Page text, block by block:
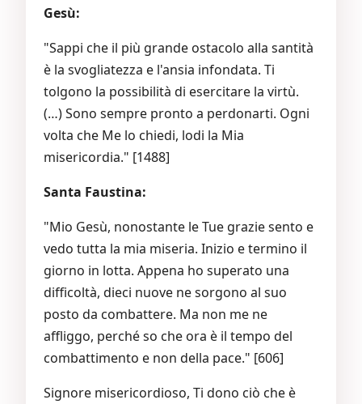
Gesù:
"Sappi che il più grande ostacolo alla santità
è la svogliatezza e l'ansia infondata. Ti
tolgono la possibilità di esercitare la virtù.
(…) Sono sempre pronto a perdonarti. Ogni
volta che Me lo chiedi, lodi la Mia
misericordia." [1488]
Santa Faustina:
"Mio Gesù, nonostante le Tue grazie sento e
vedo tutta la mia miseria. Inizio e termino il
giorno in lotta. Appena ho superato una
difficoltà, dieci nuove ne sorgono al suo
posto da combattere. Ma non me ne
affliggo, perché so che ora è il tempo del
combattimento e non della pace." [606]
Signore misericordioso, Ti dono ciò che è